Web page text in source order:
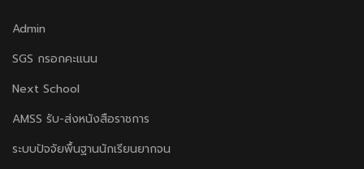
Admin
SGS กรอกคะแนน
Next School
AMSS รับ-ส่งหนังสือราชการ
ระบบปัจจัยพื้นฐานนักเรียนยากจน